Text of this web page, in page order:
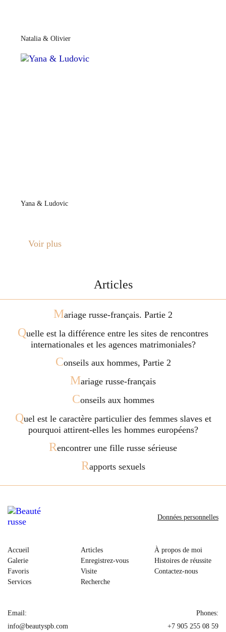
Natalia & Olivier
Yana & Ludovic
Voir plus
Articles
Mariage russe-français. Partie 2
Quelle est la différence entre les sites de rencontres
internationales et les agences matrimoniales?
Conseils aux hommes, Partie 2
Mariage russe-français
Conseils aux hommes
Quel est le caractère particulier des femmes slaves et
pourquoi attirent-elles les hommes européens?
Rencontrer une fille russe sérieuse
Rapports sexuels
Accueil
Galerie
Favoris
Services
Articles
Enregistrez-vous
Visite
Recherche
À propos de moi
Histoires de réussite
Contactez-nous
Données personnelles
Email:
info@beautyspb.com
Phones:
+7 905 255 08 59